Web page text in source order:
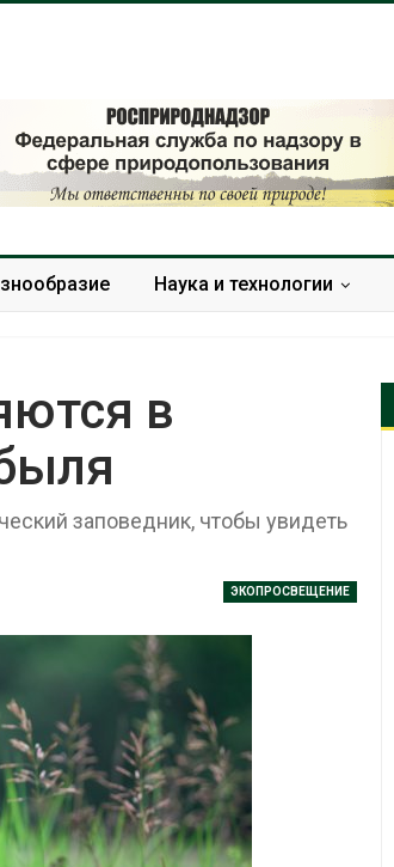
Наука и технологии
в
заповедник, чтобы увидеть
ЭКОПРОСВЕЩЕНИЕ
текстиль и экспортное
сырьё
Микропластик из
болезни печени
Региональный
экологический контроль
в России фактически
ушёл от проверок к
наблюдению
Авг 8, 2026